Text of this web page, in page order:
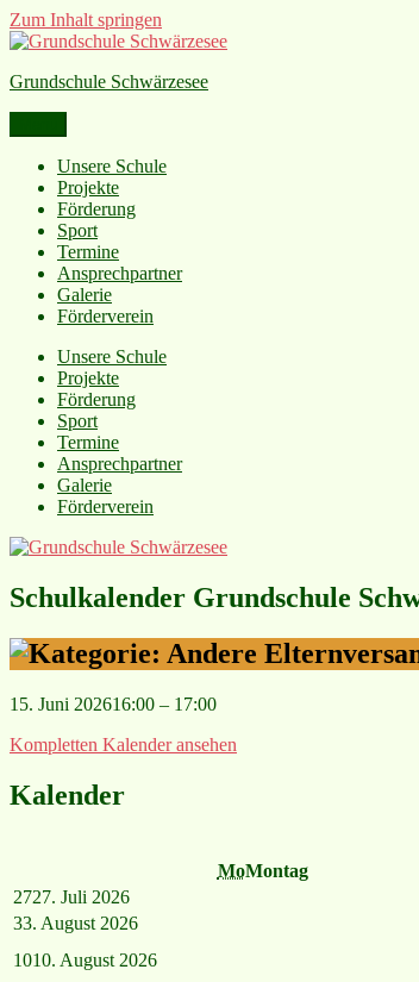
Zum Inhalt springen
Grundschule Schwärzesee
Unsere Schule
Projekte
Förderung
Sport
Termine
Ansprechpartner
Galerie
Förderverein
Unsere Schule
Projekte
Förderung
Sport
Termine
Ansprechpartner
Galerie
Förderverein
Schulkalender Grundschule
15. Juni 202616:00 – 17:00
Kompletten Kalender ansehen
Kalender
MoMontag
2727. Juli 2026
33. August 2026
1010. August 2026